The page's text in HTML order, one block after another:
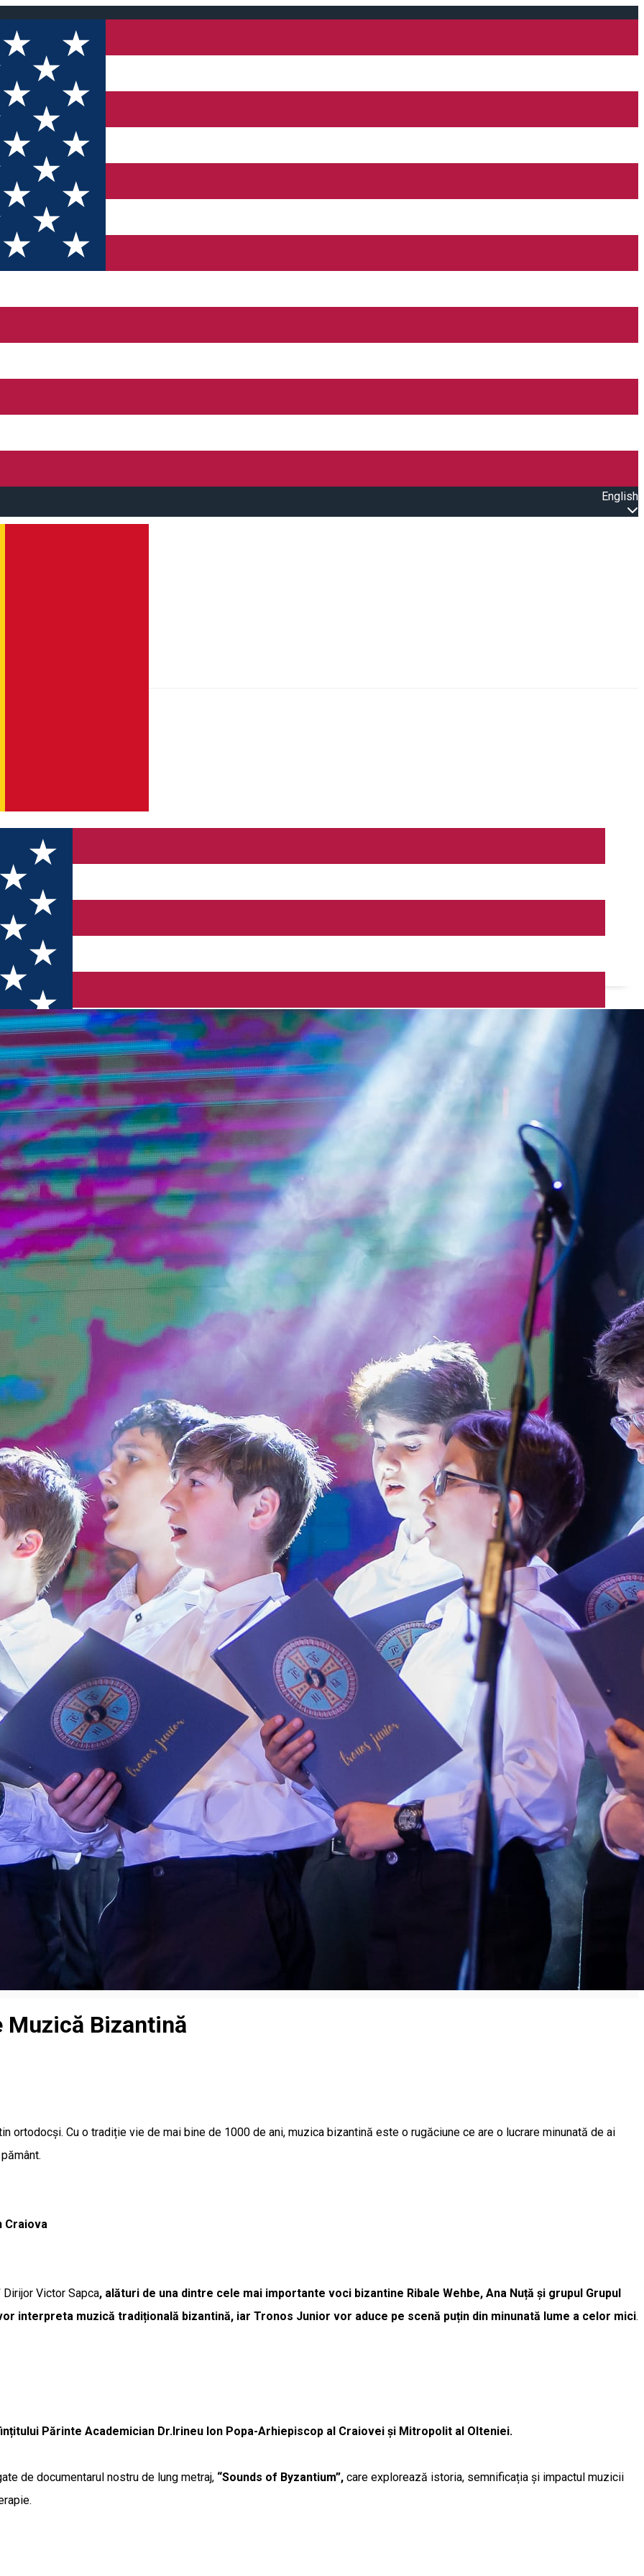
English
Muzică Bizantină
ortodocși. Cu o tradiție vie de mai bine de 1000 de ani, muzica bizantină este o rugăciune ce are o lucrare minunată de ai
Craiova
Dirijor Victor Sapca, alături de una dintre cele mai importante voci bizantine Ribale Wehbe, Ana Nuță și grupul Grupul
interpreta muzică tradițională bizantină, iar Tronos Junior vor aduce pe scenă puțin din minunată lume a celor mici.
Părinte Academician Dr.Irineu Ion Popa-Arhiepiscop al Craiovei și Mitropolit al Olteniei.
de documentarul nostru de lung metraj, “Sounds of Byzantium”, care explorează istoria, semnificația și impactul muzicii